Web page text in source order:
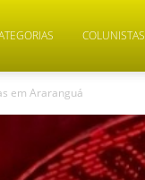
COLUNISTAS
em Araranguá